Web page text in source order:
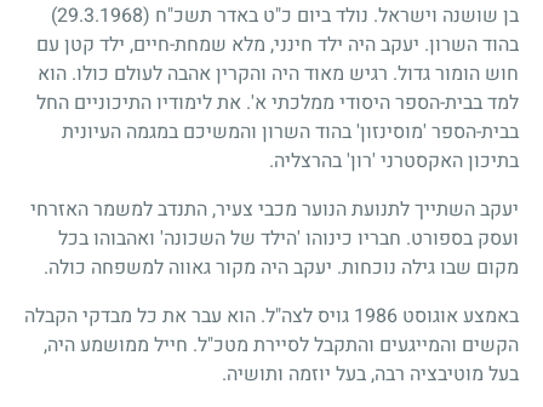
בן שושנה וישראל. נולד ביום כ"ט באדר תשכ"ח (29.3.1968)
בהוד השרון. יעקב היה ילד חינני, מלא שמחת-חיים, ילד קטן עם
חוש הומור גדול. רגיש מאוד היה והקרין אהבה לעולם כולו. הוא
למד בבית-הספר היסודי ממלכתי א'. את לימודיו התיכוניים החל
בבית-הספר 'מוסינזון' בהוד השרון והמשיכם במגמה העיונית
בתיכון האקסטרני 'רון' בהרצליה.
יעקב השתייך לתנועת הנוער מכבי צעיר, התנדב למשמר האזרחי
ועסק בספורט. חבריו כינוהו 'הילד של השכונה' ואהבוהו בכל
מקום שבו גילה נוכחות. יעקב היה מקור גאווה למשפחה כולה.
באמצע אוגוסט 1986 גויס לצה"ל. הוא עבר את כל מבדקי הקבלה
הקשים והמייגעים והתקבל לסיירת מטכ"ל. חייל ממושמע היה,
בעל מוטיבציה רבה, בעל יוזמה ותושיה.